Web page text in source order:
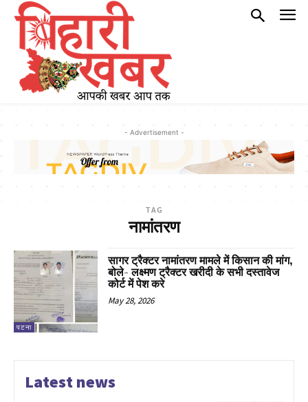
- Advertisement -
TAG
नामांतरण
पटना
सागर ट्रैक्टर नामांतरण मामले में किसान की मांग,
बोले- लक्ष्मण ट्रैक्टर खरीदी के सभी दस्तावेज
कोर्ट में पेश करे
May 28, 2026
Latest news